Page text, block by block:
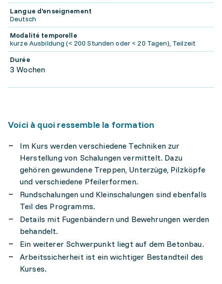
Langue d'enseignement
Deutsch
Modalité temporelle
kurze Ausbildung (< 200 Stunden oder < 20 Tagen), Teilzeit
Durée
3 Wochen
Voici à quoi ressemble la formation
Im Kurs werden verschiedene Techniken zur
Herstellung von Schalungen vermittelt. Dazu
gehören gewundene Treppen, Unterzüge, Pilzköpfe
und verschiedene Pfeilerformen.
Rundschalungen und Kleinschalungen sind ebenfalls
Teil des Programms.
Details mit Fugenbändern und Bewehrungen werden
behandelt.
Ein weiterer Schwerpunkt liegt auf dem Betonbau.
Arbeitssicherheit ist ein wichtiger Bestandteil des
Kurses.